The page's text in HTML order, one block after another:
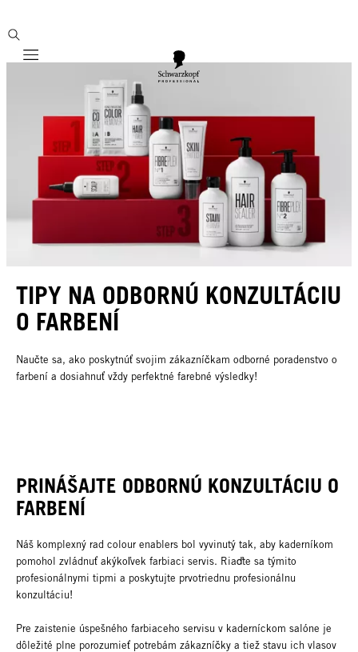
Mobile navigation
TIPY NA ODBORNÚ KONZULTÁCIU
O FARBENÍ
Naučte sa, ako poskytnúť svojim zákazníčkam odborné poradenstvo o
farbení a dosiahnuť vždy perfektné farebné výsledky!
PRINÁŠAJTE ODBORNÚ KONZULTÁCIU O
FARBENÍ
Náš komplexný rad colour enablers bol vyvinutý tak, aby kaderníkom
pomohol zvládnuť akýkoľvek farbiaci servis. Riaďte sa týmito
profesionálnymi tipmi a poskytujte prvotriednu profesionálnu
konzultáciu!
Pre zaistenie úspešného farbiaceho servisu v kaderníckom salóne je
dôležité plne porozumieť potrebám zákazníčky a tiež stavu ich vlasov